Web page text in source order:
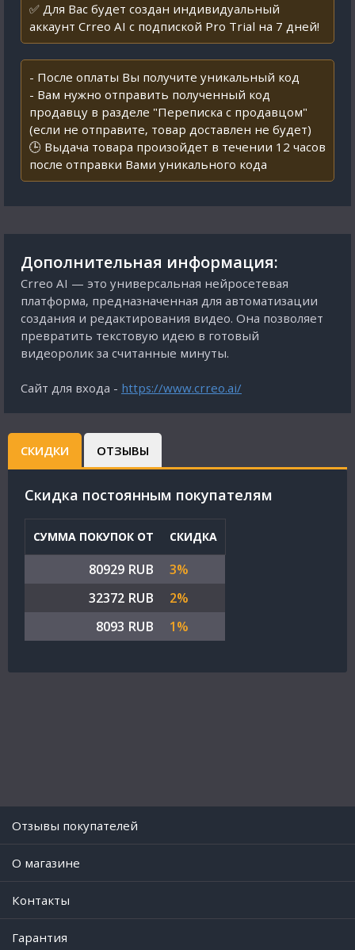
✅ Для Вас будет создан индивидуальный
аккаунт Crreo AI с подпиской Pro Trial на 7 дней!
- После оплаты Вы получите уникальный код
- Вам нужно отправить полученный код
продавцу в разделе "Переписка с продавцом"
(если не отправите, товар доставлен не будет)
🕒 Выдача товара произойдет в течении 12 часов
после отправки Вами уникального кода
Дополнительная информация:
Crreo AI — это универсальная нейросетевая
платформа, предназначенная для автоматизации
создания и редактирования видео. Она позволяет
превратить текстовую идею в готовый
видеоролик за считанные минуты.
Сайт для входа - https://www.crreo.ai/
СКИДКИ ОТЗЫВЫ
Cкидка постоянным покупателям
СУММА ПОКУПОК ОТ СКИДКА
80929 RUB
3%
32372 RUB
2%
8093 RUB
1%
Отзывы покупателей
O магазине
Контакты
Гарантия